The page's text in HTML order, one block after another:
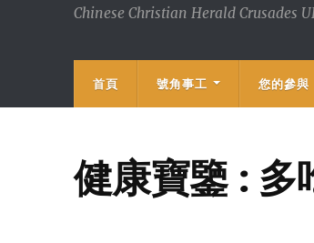
Chinese Christian Herald Crusades
首頁 號角事工 您的參與
健康寶鑒 : 多